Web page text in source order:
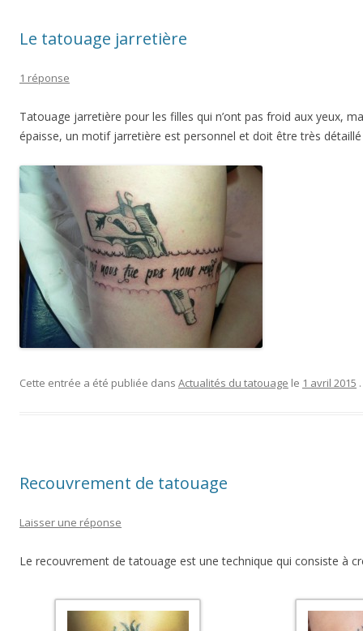
Le tatouage jarretière
1 réponse
Tatouage jarretière pour les filles qui n’ont pas froid aux yeux,
épaisse, un motif jarretière est personnel et doit être très
Cette entrée a été publiée dans Actualités du tatouage le 1 avril 2015 .
Recouvrement de tatouage
Laisser une réponse
Le recouvrement de tatouage est une technique qui consiste à